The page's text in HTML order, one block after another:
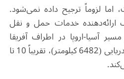
اما لزوماً ترجیح داده نمی‌شود.
خدمات حمل و نقل
آسیا-اروپا در اطراف آفریقا
معمولاً بیش از 3500 مایل دریایی (6482 کیلومتر)، تقریباً 10 تا
.